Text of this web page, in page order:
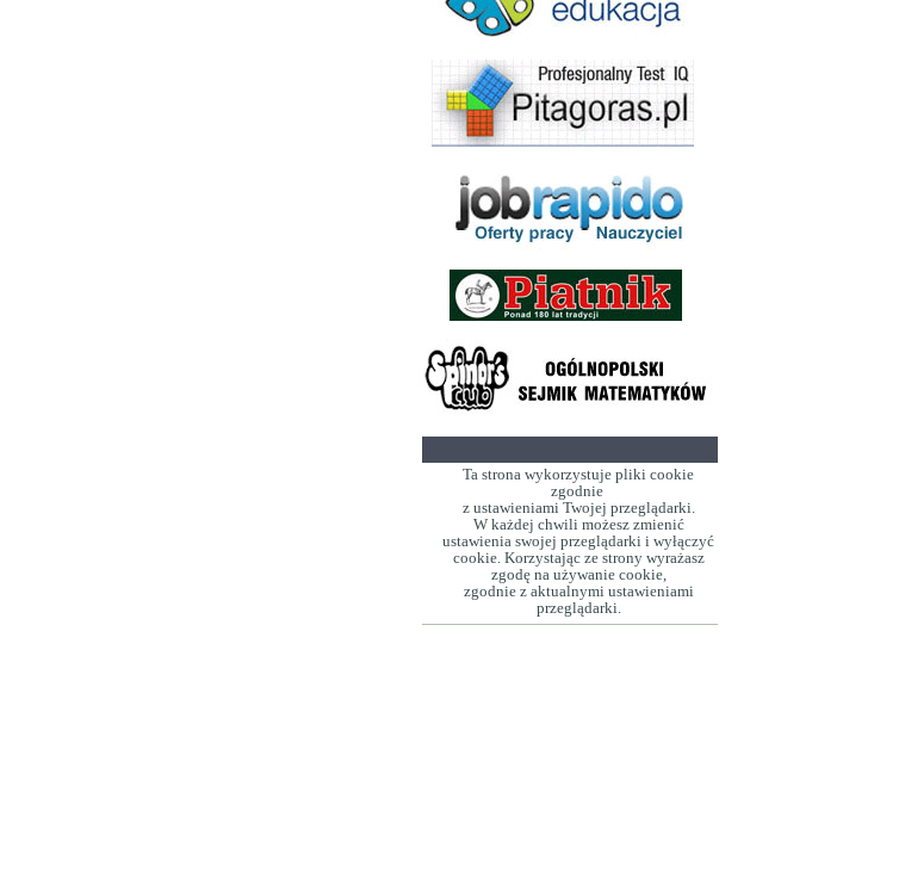
Ta strona wykorzystuje pliki cookie
zgodnie
z ustawieniami Twojej przeglądarki.
W każdej chwili możesz zmienić
ustawienia swojej przeglądarki i wyłączyć
cookie. Korzystając ze strony wyrażasz
zgodę na używanie cookie,
zgodnie z aktualnymi ustawieniami
przeglądarki.